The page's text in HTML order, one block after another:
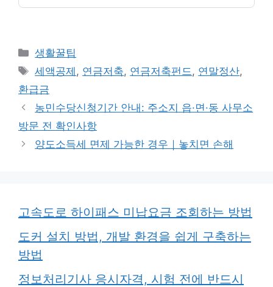
카
테
리
생활꿀팁
태
그
세액공제 , 연금저축, 연금저축펀드, 연말정산,
환급금
농민수당신청기간 안내: 주소지 읍·면·동 사무소
방문 전 확인사항
양도소득세 면제 가능한 경우｜놓치면 손해
고속도로 하이패스 미납요금 조회하는 방법
도커 설치 방법, 개발 환경을 쉽게 구축하는
방법
정보처리기사 응시자격, 시험 전에 반드시